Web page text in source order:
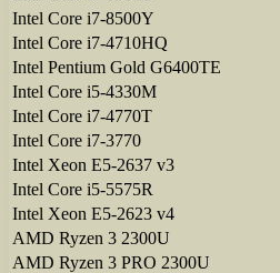
Intel Core i7-8500Y
Intel Core i7-4710HQ
Intel Pentium Gold G6400TE
Intel Core i5-4330M
Intel Core i7-4770T
Intel Core i7-3770
Intel Xeon E5-2637 v3
Intel Core i5-5575R
Intel Xeon E5-2623 v4
AMD Ryzen 3 2300U
AMD Ryzen 3 PRO 2300U